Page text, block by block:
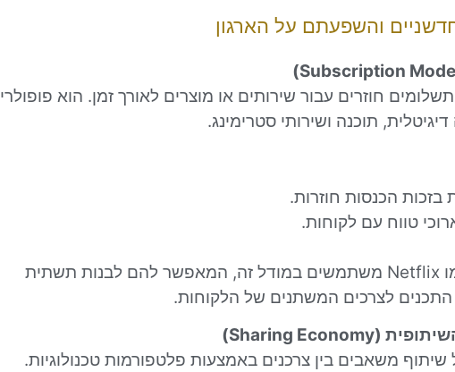
והשפעתם על הארגון
חוזרים עבור שירותים או מוצרים לאורך זמן. הוא פופולרי
תוכנה ושירותי סטרימינג.
בזכות הכנסות חוזרות.
טווח עם לקוחות.
שירותי סטרימינג כמו Netflix משתמשים במודל זה, המאפשר להם לבנות תשתית
לצרכים המשתנים של הלקוחות.
משאבים בין צרכנים באמצעות פלטפורמות טכנולוגיות.